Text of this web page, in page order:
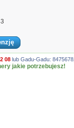
08lub Gadu-Gadu:
jakie potrzebujesz!